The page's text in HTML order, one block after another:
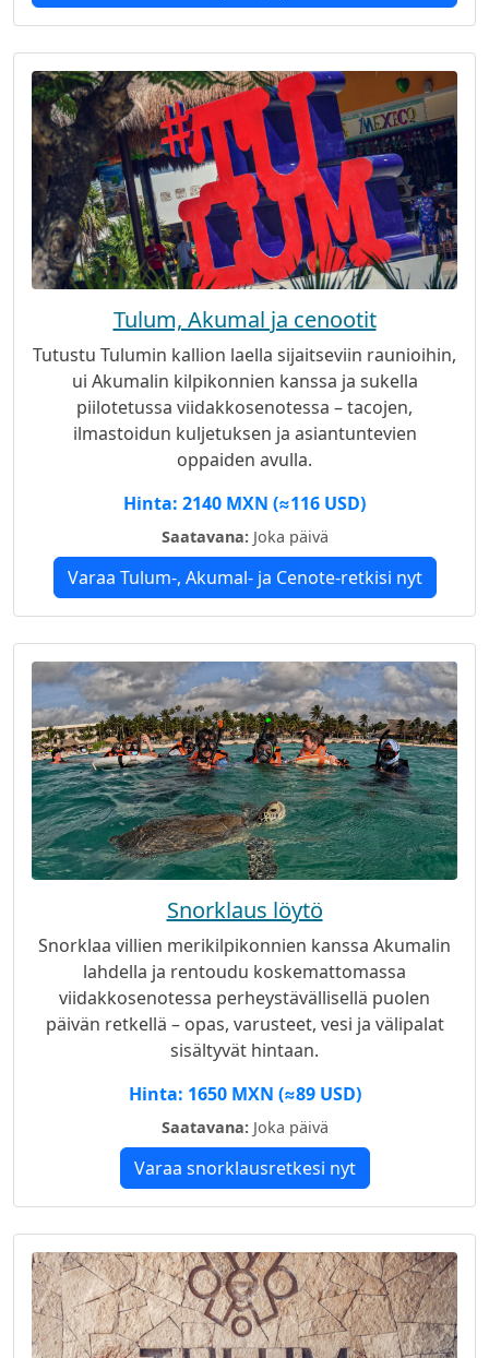
Tulum, Akumal ja cenootit
Tutustu Tulumin kallion laella sijaitseviin raunioihin,
ui Akumalin kilpikonnien kanssa ja sukella
piilotetussa viidakkosenotessa – tacojen,
ilmastoidun kuljetuksen ja asiantuntevien
oppaiden avulla.
Hinta: 2140 MXN (≈116 USD)
Saatavana:Joka päivä
Varaa Tulum-, Akumal- ja Cenote-retkisi nyt
Snorklaus löytö
Snorklaa villien merikilpikonnien kanssa Akumalin
lahdella ja rentoudu koskemattomassa
viidakkosenotessa perheystävällisellä puolen
päivän retkellä – opas, varusteet, vesi ja välipalat
sisältyvät hintaan.
Hinta: 1650 MXN (≈89 USD)
Saatavana:Joka päivä
Varaa snorklausretkesi nyt